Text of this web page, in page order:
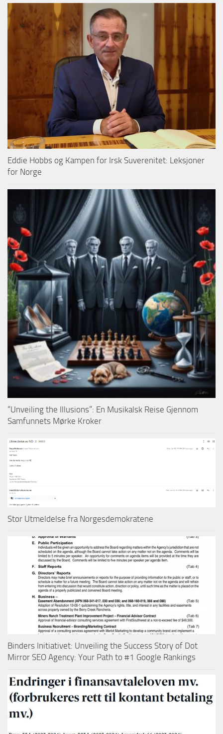
Eddie Hobbs og Kampen for Irsk Suverenitet: Leksjoner
for Norge
“Unveiling the Illusions”: En Musikalsk Reise Gjennom
Samfunnets Mørke Kroker
Stor Utmeldelse fra Norgesdemokratene
Binders Initiativet: Unveiling the Success Story of Dot
Mirror SEO Agency: Your Path to #1 Google Rankings